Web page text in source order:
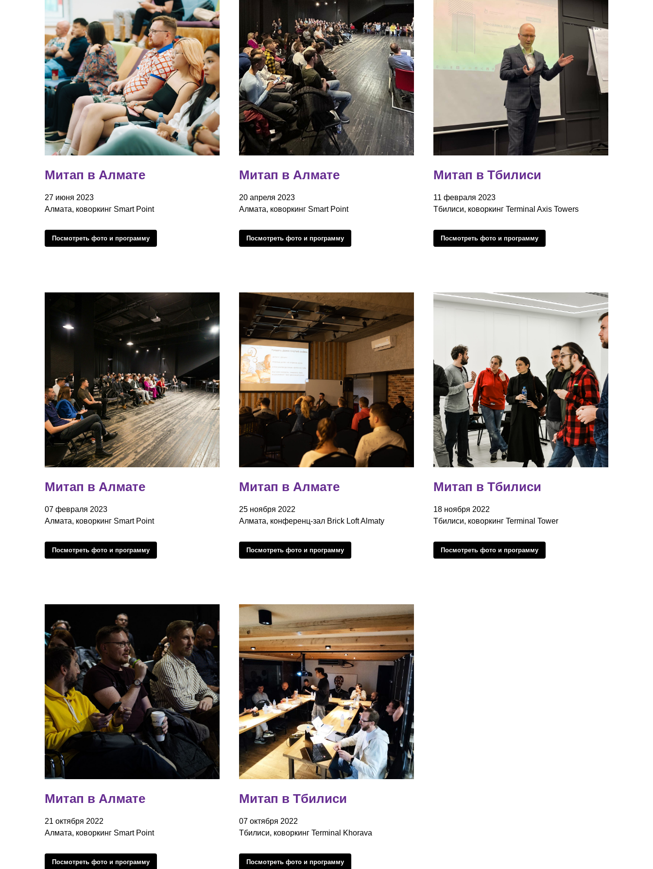
Митап в Алмате
27 июня 2023
Алмата, коворкинг Smart Point
Посмотреть фото и программу
Митап в Алмате
20 апреля 2023
Алмата, коворкинг Smart Point
Посмотреть фото и программу
Митап в Тбилиси
11 февраля 2023
Тбилиси, коворкинг Terminal Axis Towers
Посмотреть фото и программу
Митап в Алмате
07 февраля 2023
Алмата, коворкинг Smart Point
Посмотреть фото и программу
Митап в Алмате
25 ноября 2022
Алмата, конференц-зал Brick Loft Almaty
Посмотреть фото и программу
Митап в Тбилиси
18 ноября 2022
Тбилиси, коворкинг Terminal Tower
Посмотреть фото и программу
Митап в Алмате
21 октября 2022
Алмата, коворкинг Smart Point
Посмотреть фото и программу
Митап в Тбилиси
07 октября 2022
Тбилиси, коворкинг Terminal Khorava
Посмотреть фото и программу